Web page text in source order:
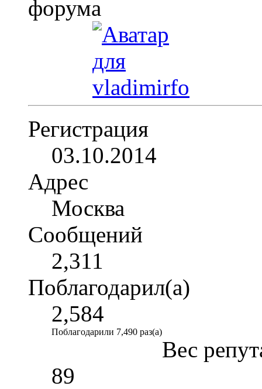
Регистрация
03.10.2014
Адрес
Москва
Сообщений
2,311
Поблагодарил(а)
2,584
Поблагодарили 7,490 раз(а)
Вес
89